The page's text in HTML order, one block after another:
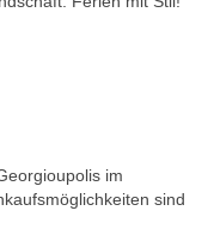
im
sind